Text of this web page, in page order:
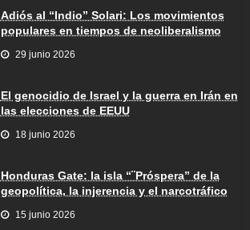
Adiós al “Indio” Solari: Los movimientos
populares en tiempos de neoliberalismo
29 junio 2026
El genocidio de Israel y la guerra en Irán en
las elecciones de EEUU
18 junio 2026
Honduras Gate: la isla “¨Próspera” de la
geopolítica, la injerencia y el narcotráfico
15 junio 2026